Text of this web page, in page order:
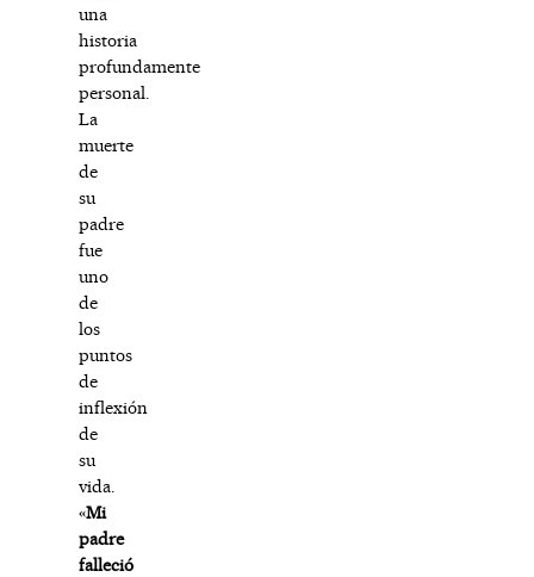
una
historia
profundamente
personal.
La
muerte
de
su
padre
fue
uno
de
los
puntos
de
inflexión
de
su
vida.
«Mi
padre
falleció